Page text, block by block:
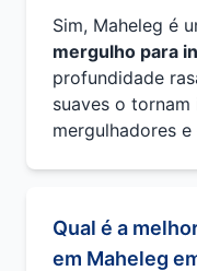
Sim, Maheleg é
mergulho para
profundidade
suaves o
mergulhadores
Qual é a
em Maheleg